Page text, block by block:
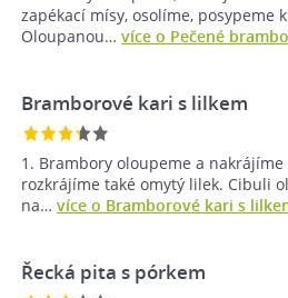
zapékací mísy‚ osolíme‚
Oloupanou… více o Pečené
Bramborové kari s lilkem
1. Brambory oloupeme a nakrájíme
rozkrájíme také omytý lilek. Cibuli
na… více o Bramborové kari s
Řecká pita s pórkem